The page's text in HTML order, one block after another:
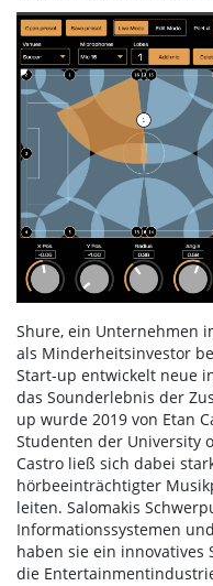
Shure, ein Unternehmen
als Minderheitsinvestor
Start-up entwickelt neue
das Sounderlebnis der
up wurde 2019 von Etan
Studenten der University
Castro ließ sich dabei
hörbeeinträchtigter
leiten. Salomakis
Informationssystemen
haben sie ein innovatives
die